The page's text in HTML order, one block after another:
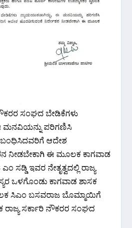
ಸಂಘದ ಬೇಡಿಕೆಗಳು
ಮನವಿಯನ್ನು ಪರಿಗಣಿಸಿ
ಆದೇಶ
ನೀಡಬೇಕಾಗಿ ಈ ಮೂಲಕ ಕಾಗವಾಡ
ಸಡ್ಡಿ ಇವರ ನೇತೃತ್ವದಲ್ಲಿ ರಾಜ್ಯ
ಒಳಗೊಂಡು ಕಾಗವಾಡ ಶಾಸಕ
ಸಿಎಂ ಬಸವರಾಜ ಬೊಮ್ಮಾಯಿಗೆ
ರಾಜ್ಯ ಸರ್ಕಾರಿ ನೌಕರರ ಸಂಘದ